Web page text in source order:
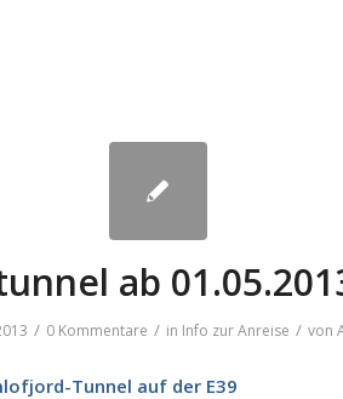
ab
/ 0 Kommentare / in Info zur Anreise / von
Tunnel auf der E39